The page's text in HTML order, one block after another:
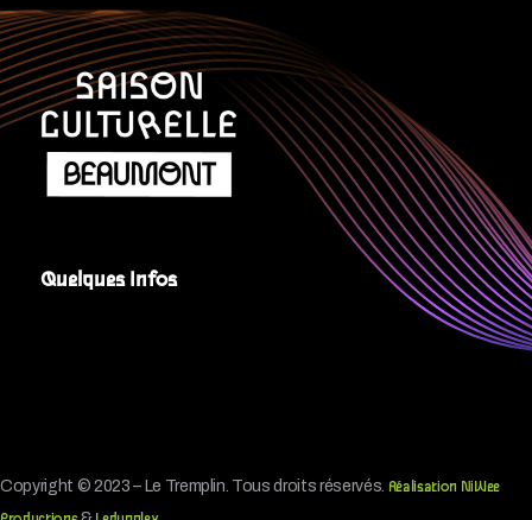
Quelques Infos
Copyright © 2023 – Le Tremplin. Tous droits réservés. Réalisation NiWee